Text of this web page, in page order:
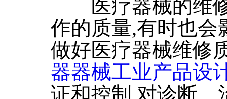
医疗器械的维修
作的质量,有时也会
做好医疗器械维修
器器械工业产品设
证和控制,对诊断、